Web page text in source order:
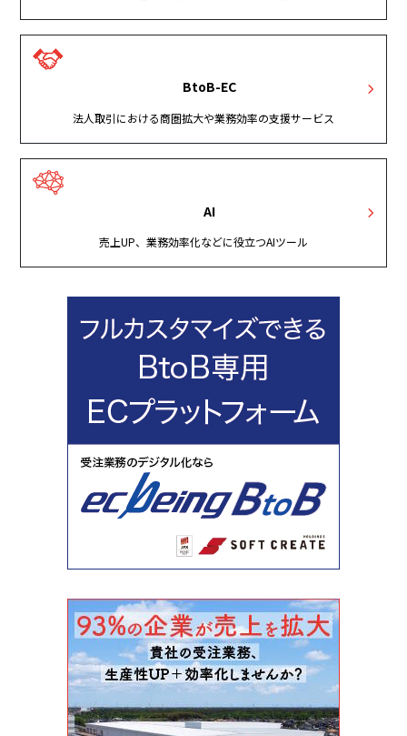
BtoB-EC
法人取引における商圏拡大や業務効率の支援サービス
AI
売上UP、業務効率化などに役立つAIツール